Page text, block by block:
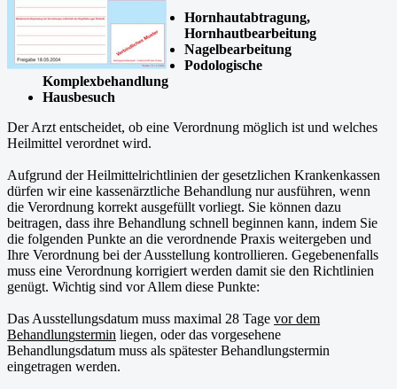
Hornhautabtragung,
Hornhautbearbeitung
Nagelbearbeitung
Podologische
Komplexbehandlung
Hausbesuch
Der Arzt entscheidet, ob eine Verordnung möglich ist und welches
Heilmittel verordnet wird.
Aufgrund der Heilmittelrichtlinien der gesetzlichen Krankenkassen
dürfen wir eine kassenärztliche Behandlung nur ausführen, wenn
die Verordnung korrekt ausgefüllt vorliegt. Sie können dazu
beitragen, dass ihre Behandlung schnell beginnen kann, indem Sie
die folgenden Punkte an die verordnende Praxis weitergeben und
Ihre Verordnung bei der Ausstellung kontrollieren. Gegebenenfalls
muss eine Verordnung korrigiert werden damit sie den Richtlinien
genügt. Wichtig sind vor Allem diese Punkte:
Das Ausstellungsdatum muss maximal 28 Tage vor dem
Behandlungstermin liegen, oder das vorgesehene
Behandlungsdatum muss als spätester Behandlungstermin
eingetragen werden.